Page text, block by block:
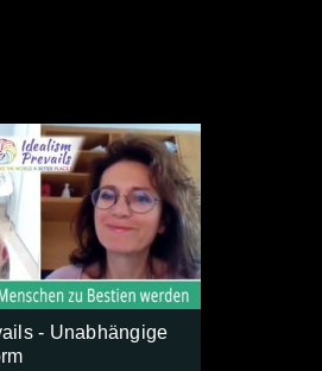
- Unabhängige